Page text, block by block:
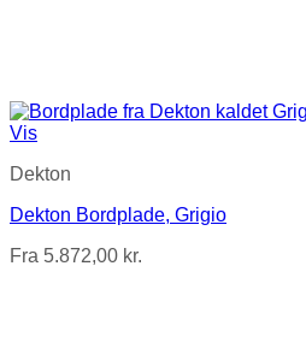
Vis
Dekton
Dekton Bordplade, Grigio
Fra 5.872,00 kr.